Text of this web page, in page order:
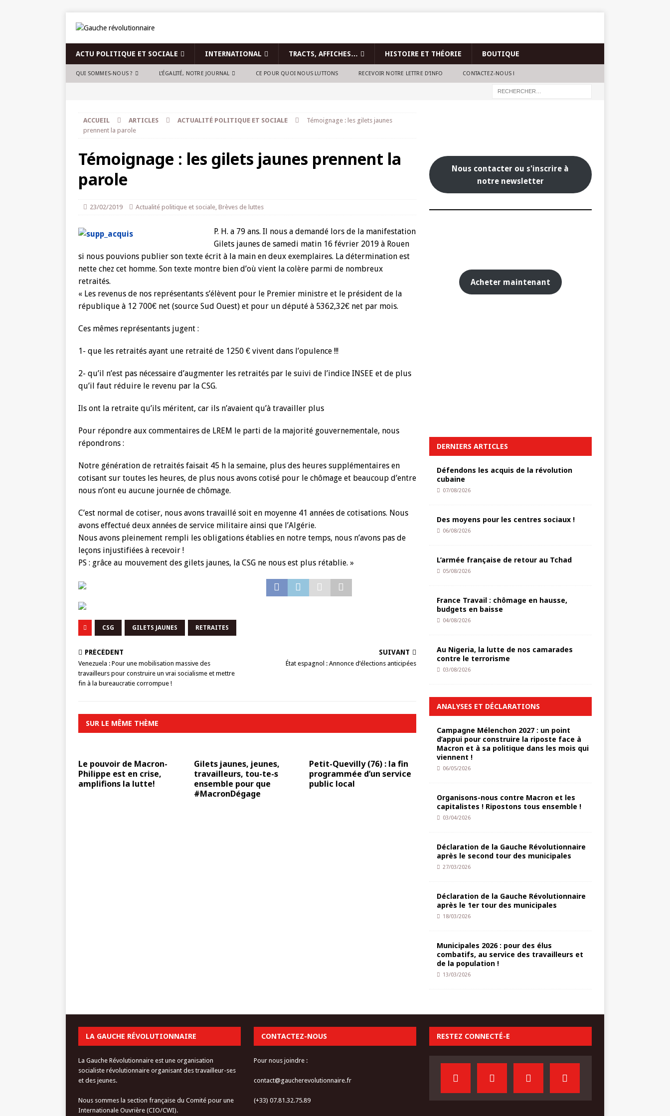
ACTU POLITIQUE ET SOCIALE INTERNATIONAL TRACTS, AFFICHES… HISTOIRE ET THÉORIE BOUTIQUE
QUI SOMMES-NOUS ? L’ÉGALITÉ, NOTRE JOURNAL CE POUR QUOI NOUS LUTTONS RECEVOIR NOTRE LETTRE D’INFO CONTACTEZ-NOUS !
ACCUEIL ARTICLES ACTUALITÉ POLITIQUE ET SOCIALE
Témoignage : les gilets jaunes
prennent la parole
Témoignage : les gilets jaunes prennent la
parole
23/02/2019 Actualité politique et sociale, Brèves de luttes
P. H. a 79 ans. Il nous a demandé lors de la manifestation
Gilets jaunes de samedi matin 16 février 2019 à Rouen
si nous pouvions publier son texte écrit à la main en deux exemplaires. La détermination est
nette chez cet homme. Son texte montre bien d’où vient la colère parmi de nombreux
retraités.
« Les revenus de nos représentants s’élèvent pour le Premier ministre et le président de la
république à 12 700€ net (source Sud Ouest) et pour un député à 5362,32€ net par mois.
Ces mêmes représentants jugent :
1- que les retraités ayant une retraité de 1250 € vivent dans l’opulence !!!
2- qu’il n’est pas nécessaire d’augmenter les retraités par le suivi de l’indice INSEE et de plus
qu’il faut réduire le revenu par la CSG.
Ils ont la retraite qu’ils méritent, car ils n’avaient qu’à travailler plus
Pour répondre aux commentaires de LREM le parti de la majorité gouvernementale, nous
répondrons :
Notre génération de retraités faisait 45 h la semaine, plus des heures supplémentaires en
cotisant sur toutes les heures, de plus nous avons cotisé pour le chômage et beaucoup d’entre
nous n’ont eu aucune journée de chômage.
C’est normal de cotiser, nous avons travaillé soit en moyenne 41 années de cotisations. Nous
avons effectué deux années de service militaire ainsi que l’Algérie.
Nous avons pleinement rempli les obligations établies en notre temps, nous n’avons pas de
leçons injustifiées à recevoir !
PS : grâce au mouvement des gilets jaunes, la CSG ne nous est plus rétablie. »
CSG GILETS JAUNES RETRAITES
PRÉCÉDENT
Venezuela : Pour une mobilisation massive des
travailleurs pour construire un vrai socialisme et mettre
fin à la bureaucratie corrompue !
SUIVANT
État espagnol : Annonce d’élections anticipées
SUR LE MÊME THÈME
Le pouvoir de Macron-
Philippe est en crise,
amplifions la lutte!
Gilets jaunes, jeunes,
travailleurs, tou-te-s
ensemble pour que
#MacronDégage
Petit-Quevilly (76) : la fin
programmée d’un service
public local
Nous contacter ou s'inscrire à
notre newsletter
Acheter maintenant
DERNIERS ARTICLES
Défendons les acquis de la révolution
cubaine
07/08/2026
Des moyens pour les centres sociaux !
06/08/2026
L’armée française de retour au Tchad
05/08/2026
France Travail : chômage en hausse,
budgets en baisse
04/08/2026
Au Nigeria, la lutte de nos camarades
contre le terrorisme
03/08/2026
ANALYSES ET DÉCLARATIONS
Campagne Mélenchon 2027 : un point
d’appui pour construire la riposte face à
Macron et à sa politique dans les mois qui
viennent !
06/05/2026
Organisons-nous contre Macron et les
capitalistes ! Ripostons tous ensemble !
03/04/2026
Déclaration de la Gauche Révolutionnaire
après le second tour des municipales
27/03/2026
Déclaration de la Gauche Révolutionnaire
après le 1er tour des municipales
18/03/2026
Municipales 2026 : pour des élus
combatifs, au service des travailleurs et
de la population !
13/03/2026
LA GAUCHE RÉVOLUTIONNAIRE
La Gauche Révolutionnaire est une organisation
socialiste révolutionnaire organisant des travailleur-ses
et des jeunes.
Nous sommes la section française du Comité pour une
Internationale Ouvrière (CIO/CWI).
CONTACTEZ-NOUS
Pour nous joindre :
contact@gaucherevolutionnaire.fr
(+33) 07.81.32.75.89
RESTEZ CONNECTÉ-E